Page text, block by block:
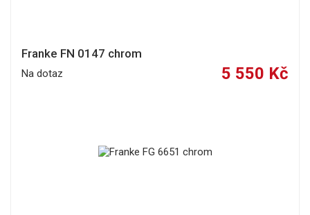
Franke FN 0147 chrom
Na dotaz 5 550 Kč